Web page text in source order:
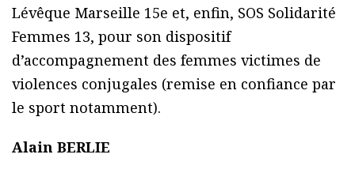
Lévêque Marseille 15e et, enfin, SOS Solidarité
Femmes 13, pour son dispositif
d’accompagnement des femmes victimes de
violences conjugales (remise en confiance par
le sport notamment).
Alain BERLIE